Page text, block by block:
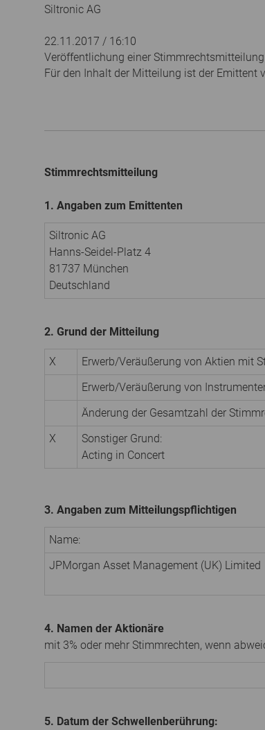
Siltronic AG
22.11.2017 / 16:10
Veröffentlichung einer Stimmrechtsmitteilung
Für den Inhalt der Mitteilung ist der Emittent
Stimmrechtsmitteilung
1. Angaben zum Emittenten
Siltronic AG
Hanns-Seidel-Platz 4
81737 München
Deutschland
2. Grund der Mitteilung
X
Erwerb/Veräußerung von Aktien mit
Erwerb/Veräußerung von
Änderung der Gesamtzahl der
X
Sonstiger Grund:
Acting in Concert
3. Angaben zum Mitteilungspflichtigen
Name:
JPMorgan Asset Management (UK) Limited
4. Namen der Aktionäre
mit 3% oder mehr Stimmrechten, wenn
5. Datum der Schwellenberührung: